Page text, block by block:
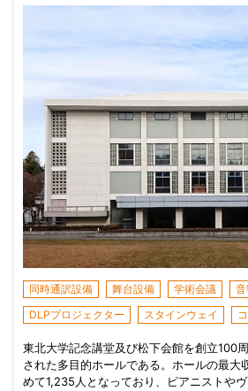
同時通訳設備 舞台設備 学術会議
DLPプロジェクター
スタインウェイ
東北大学記念講堂及び松下会館を創立100
された多目的ホールである。ホールの最大
めて1,235人となっており、ピアニストや